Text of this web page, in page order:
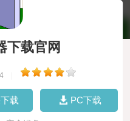
下载官网
载 PC下载